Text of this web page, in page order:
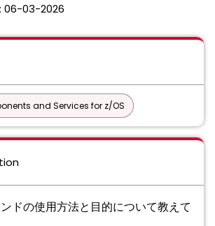
06-03-2026
and Services for z/OS
ドの使用方法と目的について教えて